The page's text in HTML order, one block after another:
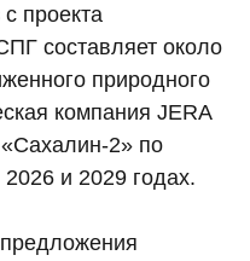
проекта
составляет около
природного
компания JERA
«Сахалин-2» по
и 2029 годах.